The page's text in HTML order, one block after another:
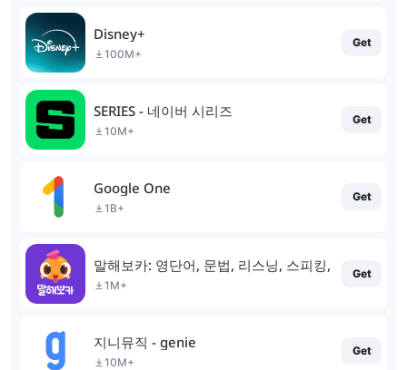
Disney+
100M+
Get
SERIES - 네이버 시리즈
10M+
Get
Google One
1B+
Get
말해보카: 영단어, 문법, 리스닝, 스피킹, 영어 공부
1M+
Get
지니뮤직 - genie
10M+
Get